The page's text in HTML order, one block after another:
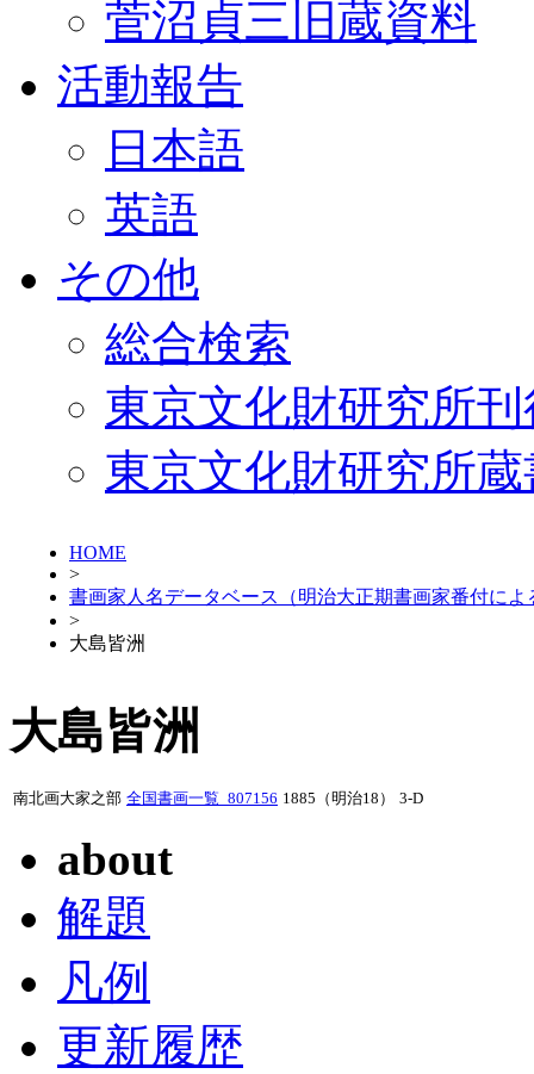
菅沼貞三旧蔵資料
活動報告
日本語
英語
その他
総合検索
東京文化財研究所
東京文化財研究所
HOME
>
書画家人名データベース（明治大正期書画家番付によ
>
大島皆洲
大島皆洲
南北画大家之部 全国書画一覧_807156 1885（明治18） 3-D
about
解題
凡例
更新履歴